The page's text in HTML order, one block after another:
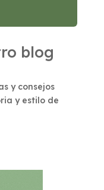
blog
y consejos
y estilo de